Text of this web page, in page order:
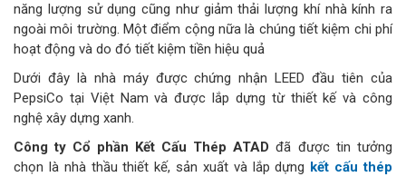
năng lượng sử dụng cũng như giảm thải lượng khí nhà kính ra
ngoài môi trường. Một điểm cộng nữa là chúng tiết kiệm chi phí
hoạt động và do đó tiết kiệm tiền hiệu quả
Dưới đây là nhà máy được chứng nhận LEED đầu tiên của
PepsiCo tại Việt Nam và được lắp dựng từ thiết kế và công
nghệ xây dựng xanh.
Công ty Cổ phần Kết Cấu Thép ATADđã được tin tưởng
chọn là nhà thầu thiết kế, sản xuất và lắp dựng kết cấu thép